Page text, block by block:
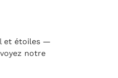
et étoiles —
notre